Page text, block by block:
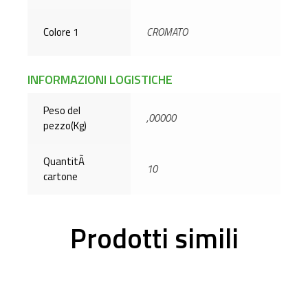
Colore 1 CROMATO
INFORMAZIONI LOGISTICHE
Peso del
pezzo(Kg)
,00000
QuantitÃ
cartone
10
Prodotti simili